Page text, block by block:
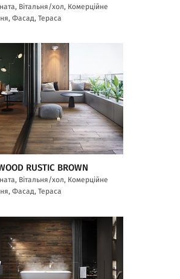
Вітальня/хол, Комерційне
Фасад, Тераса
RUSTIC BROWN
Вітальня/хол, Комерційне
Фасад, Тераса